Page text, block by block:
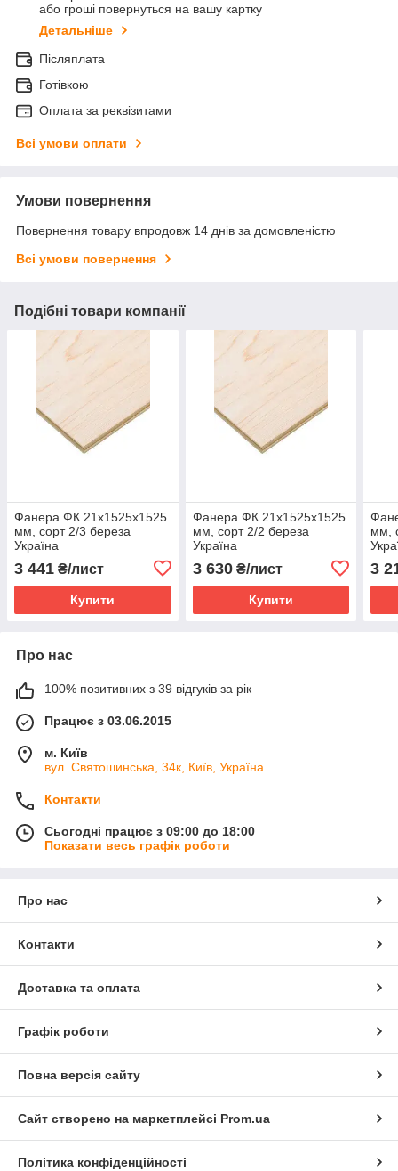
або гроші повернуться на вашу картку
Детальніше
Післяплата
Готівкою
Оплата за реквізитами
Всі умови оплати
Умови повернення
Повернення товару впродовж 14 днів за домовленістю
Всі умови повернення
Подібні товари компанії
Фанера ФК 21х1525х1525
мм, сорт 2/3 береза
Україна
3 441 ₴/лист
Купити
Фанера ФК 21х1525х1525
мм, сорт 2/2 береза
Україна
3 630₴/лист
Купити
мм,
3
Про нас
100% позитивних з 39 відгуків за рік
Працює з 03.06.2015
м. Київ
вул. Святошинська, 34к, Київ, Україна
Контакти
Сьогодні працює з 09:00 до 18:00
Показати весь графік роботи
Про нас
Контакти
Доставка та оплата
Графік роботи
Повна версія сайту
Сайт створено на маркетплейсі Prom.ua
Політика конфіденційності